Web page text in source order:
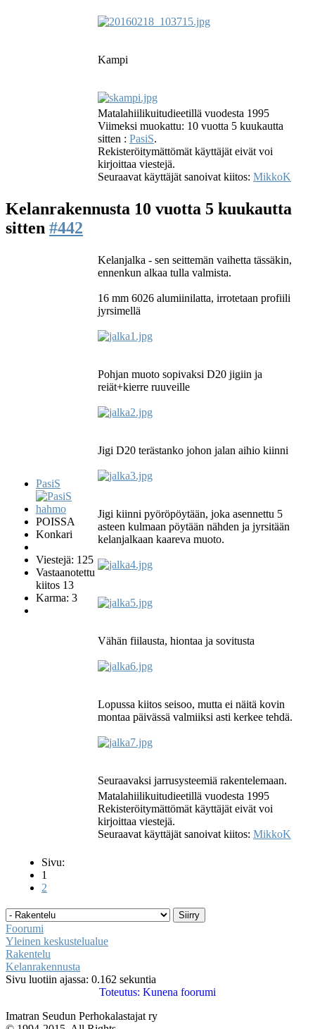
Kampi
Matalahiilikuitudieetillä vuodesta 1995
Viimeksi muokattu: 10 vuotta 5 kuukautta
sitten : PasiS.
Rekisteröitymättömät käyttäjät eivät voi
kirjoittaa viestejä.
Seuraavat käyttäjät sanoivat kiitos: MikkoK
Kelanrakennusta 10 vuotta 5 kuukautta
sitten #442
PasiS
POISSA
Konkari
Viestejä: 125
Vastaanotettu
kiitos 13
Karma: 3
Kelanjalka - sen seittemän vaihetta tässäkin,
ennenkun alkaa tulla valmista.
16 mm 6026 alumiinilatta, irrotetaan profiili
jyrsimellä
Pohjan muoto sopivaksi D20 jigiin ja
reiät+kierre ruuveille
Jigi D20 terästanko johon jalan aihio kiinni
Jigi kiinni pyöröpöytään, joka asennettu 5
asteen kulmaan pöytään nähden ja jyrsitään
kelanjalkaan kaareva muoto.
Vähän fiilausta, hiontaa ja sovitusta
Lopussa kiitos seisoo, mutta ei näitä kovin
montaa päivässä valmiiksi asti kerkee tehdä.
Seuraavaksi jarrusysteemiä rakentelemaan.
Matalahiilikuitudieetillä vuodesta 1995
Rekisteröitymättömät käyttäjät eivät voi
kirjoittaa viestejä.
Seuraavat käyttäjät sanoivat kiitos: MikkoK
Sivu:
1
2
Foorumi
Yleinen keskustelualue
Rakentelu
Kelanrakennusta
Sivu luotiin ajassa: 0.162 sekuntia
Toteutus: Kunena foorumi
Imatran Seudun Perhokalastajat ry